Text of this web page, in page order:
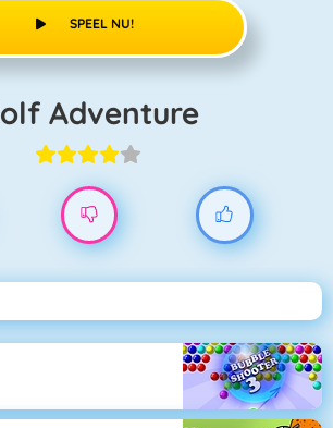
SPEEL NU!
Golf Adventure